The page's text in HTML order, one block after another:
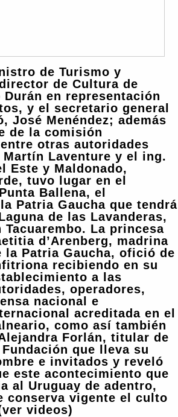
de Turismo y
de Cultura de
en representación
y el secretario general
José Menéndez; además
de la comisión
otras autoridades
Laventure y el ing.
Este y Maldonado,
tuvo lugar en el
Ballena, el
Patria Gaucha que tendrá
de las Lavanderas,
Tacuarembo. La princesa
d’Arenberg, madrina
la Patria Gaucha, ofició de
recibiendo en su
a las
operadores,
nacional e
acreditada en el
como así también
Forlán, titular de
Fundación que lleva su
e invitados y reveló
este acontecimiento que
al Uruguay de adentro,
conserva vigente el culto
videos)